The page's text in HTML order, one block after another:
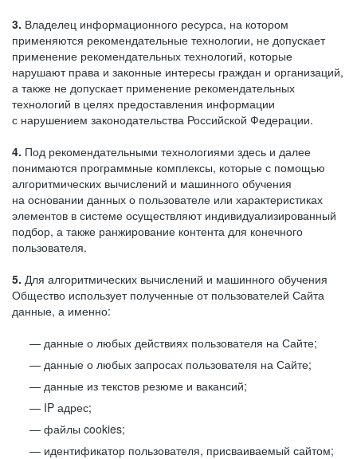
3. Владелец информационного ресурса, на котором
применяются рекомендательные технологии, не допускает
применение рекомендательных технологий, которые
нарушают права и законные интересы граждан и организаций,
а также не допускает применение рекомендательных
технологий в целях предоставления информации
с нарушением законодательства Российской Федерации.
4. Под рекомендательными технологиями здесь и далее
понимаются программные комплексы, которые с помощью
алгоритмических вычислений и машинного обучения
на основании данных о пользователе или характеристиках
элементов в системе осуществляют индивидуализированный
подбор, а также ранжирование контента для конечного
пользователя.
5. Для алгоритмических вычислений и машинного обучения
Общество использует полученные от пользователей Сайта
данные, а именно:
данные о любых действиях пользователя на Сайте;
данные о любых запросах пользователя на Сайте;
данные из текстов резюме и вакансий;
IP адрес;
файлы cookies;
идентификатор пользователя, присваиваемый сайтом;